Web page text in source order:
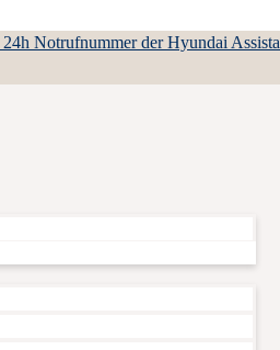
24h Notrufnummer der Hyundai